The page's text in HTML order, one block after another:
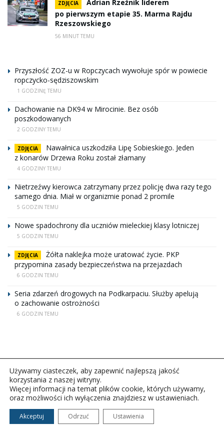
ZDJĘCIA
Adrian Rzeźnik liderem
po pierwszym etapie 35. Marma Rajdu
Rzeszowskiego
56 MINUT TEMU
Przyszłość ZOZ-u w Ropczycach wywołuje spór w powiecie
ropczycko-sędziszowskim
1 GODZINĘ TEMU
Dachowanie na DK94 w Mirocinie. Bez osób
poszkodowanych
2 GODZINY TEMU
ZDJĘCIA
Nawałnica uszkodziła Lipę Sobieskiego. Jeden
z konarów Drzewa Roku został złamany
4 GODZINY TEMU
Nietrzeźwy kierowca zatrzymany przez policję dwa razy tego
samego dnia. Miał w organizmie ponad 2 promile
5 GODZIN TEMU
Nowe spadochrony dla uczniów mieleckiej klasy lotniczej
5 GODZIN TEMU
ZDJĘCIA
Żółta naklejka może uratować życie. PKP
przypomina zasady bezpieczeństwa na przejazdach
6 GODZIN TEMU
Seria zdarzeń drogowych na Podkarpaciu. Służby apelują
o zachowanie ostrożności
6 GODZIN TEMU
Copyright © 2026Polskie Radio Rzeszów S.A. w likwidacj.
Wszelkie prawa zastrzeżone.
Używamy ciasteczek, aby zapewnić najlepszą jakość
korzystania z naszej witryny.
Więcej informacji na temat plików cookie, których używamy,
oraz możliwości ich wyłączenia znajdziesz w ustawieniach.
Akceptuj Odrzuć Ustawienia